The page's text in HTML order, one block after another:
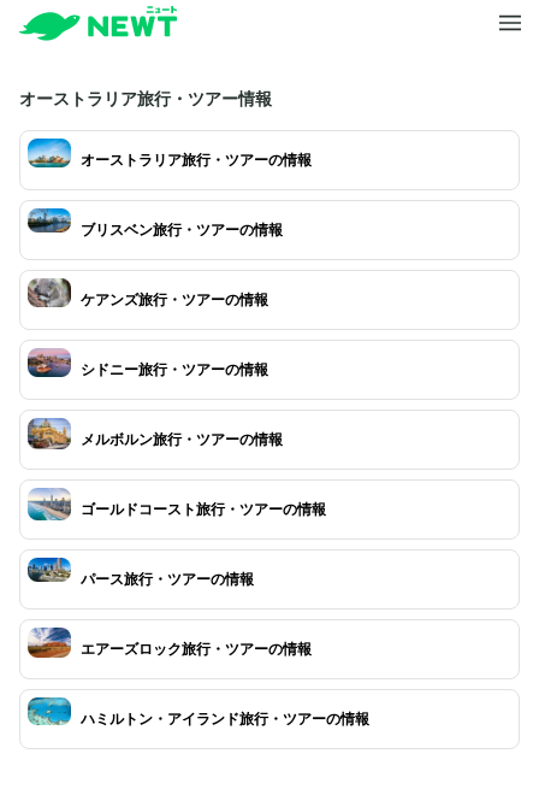
オーストラリア旅行・ツアー情報
オーストラリア旅行・ツアーの情報
ブリスベン旅行・ツアーの情報
ケアンズ旅行・ツアーの情報
シドニー旅行・ツアーの情報
メルボルン旅行・ツアーの情報
ゴールドコースト旅行・ツアーの情報
パース旅行・ツアーの情報
エアーズロック旅行・ツアーの情報
ハミルトン・アイランド旅行・ツアーの情報